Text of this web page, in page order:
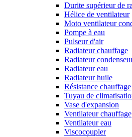
Durite supérieur de
Hélice de ventilateur
Moto ventilateur
Pompe à eau
Pulseur d'air
Radiateur chauffage
Radiateur
Radiateur eau
Radiateur huile
Résistance chauffage
Tuyau de
Vase d'expansion
Ventilateur chauffage
Ventilateur eau
Viscocoupler